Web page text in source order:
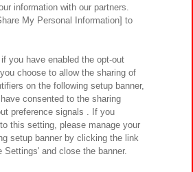
ウェブアクセシビリティ方針と検証結果
ともに
応方針 よくあるご質問・お問い合わせ
Namco Amusement Inc.
information with our partners.
My Personal Information] to
you have enabled the opt-out
choose to allow the sharing of
on the following setup banner,
consented to the sharing
preference signals . If you
this setting, please manage your
setup banner by clicking the link
Settings' and close the banner.